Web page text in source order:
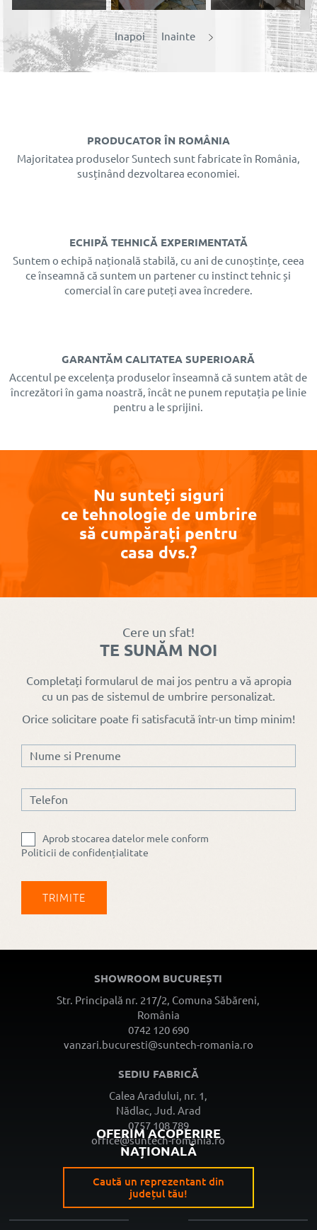
Cât de mult
reduc
temperatura
zi/noapte sunt
alegerea
preferată în
reduse,
profitați
acum de
și sită
rulouri
exterioare
produsele
Low Cost
prețurile
Inapoi Inainte
PRODUCATOR ÎN ROMÂNIA
Majoritatea produselor Suntech sunt fabricate în România,
susținând dezvoltarea economiei.
ECHIPĂ TEHNICĂ EXPERIMENTATĂ
Suntem o echipă națională stabilă, cu ani de cunoștințe, ceea
ce înseamnă că suntem un partener cu instinct tehnic și
comercial în care puteți avea încredere.
GARANTĂM CALITATEA SUPERIOARĂ
Accentul pe excelența produselor înseamnă că suntem atât de
încrezători în gama noastră, încât ne punem reputația pe linie
pentru a le sprijini.
Nu sunteți siguri
ce tehnologie de umbrire
să cumpărați pentru
casa dvs.?
Cere un sfat!
TE SUNĂM NOI
Completați formularul de mai jos pentru a vă apropia
cu un pas de sistemul de umbrire personalizat.
Orice solicitare poate fi satisfacută într-un timp minim!
Aprob stocarea datelor mele conform
Politicii de confidențialitate
SHOWROOM BUCUREȘTI
Str. Principală nr. 217/2, Comuna Săbăreni,
România
0742 120 690
vanzari.bucuresti@suntech-romania.ro
SEDIU FABRICĂ
Calea Aradului, nr. 1,
Nădlac, Jud. Arad
0757 108 789
office@suntech-romania.ro
OFERIM ACOPERIRE
NAȚIONALĂ
Caută un reprezentant din
județul tău!